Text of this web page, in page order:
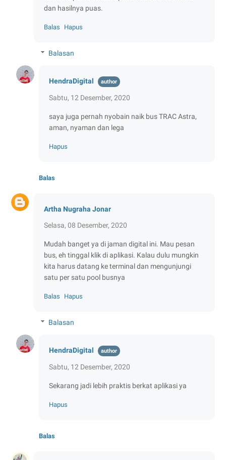
dan hasilnya puas.
Balas Hapus
Balasan
HendraDigital
Sabtu, 12 Desember, 2020
saya juga pernah nyobain naik bus TRAC Astra,
aman, nyaman dan lega
Hapus
Balas
Artha Nugraha Jonar
Selasa, 08 Desember, 2020
Mudah banget ya di jaman digital ini. Mau pesan
bus, eh tinggal klik di aplikasi. Kalau dulu mungkin
kita harus datang ke terminal dan mengunjungi
satu per satu pool busnya
Balas Hapus
Balasan
HendraDigital
Sabtu, 12 Desember, 2020
Sekarang jadi lebih praktis berkat aplikasi ya
Hapus
Balas